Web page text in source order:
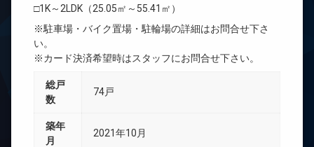
□1K～2LDK（25.05㎡～55.41㎡）
※駐車場・バイク置場・駐輪場の詳細はお問合せ下さ
い。
※カード決済希望時はスタッフにお問合せ下さい。
総戸
数
74戸
築年
月
2021年10月